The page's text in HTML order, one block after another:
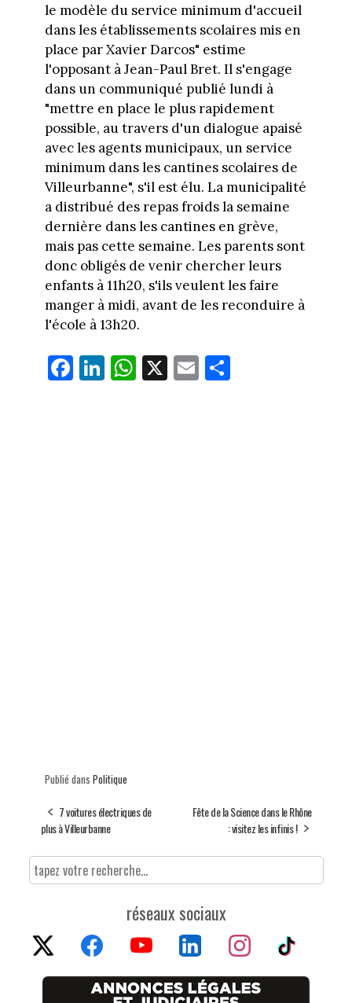
le modèle du service minimum d'accueil
dans les établissements scolaires mis en
place par Xavier Darcos" estime
l'opposant à Jean-Paul Bret. Il s'engage
dans un communiqué publié lundi à
"mettre en place le plus rapidement
possible, au travers d'un dialogue apaisé
avec les agents municipaux, un service
minimum dans les cantines scolaires de
Villeurbanne", s'il est élu. La municipalité
a distribué des repas froids la semaine
dernière dans les cantines en grève,
mais pas cette semaine. Les parents sont
donc obligés de venir chercher leurs
enfants à 11h20, s'ils veulent les faire
manger à midi, avant de les reconduire à
l'école à 13h20.
Fa
ce
Li
nk
W
ha
X E
m
Pa
Publié dans Politique
7 voitures électriques de
plus à Villeurbanne
Fête de la Science dans le Rhône
: visitez les infinis !
réseaux sociaux